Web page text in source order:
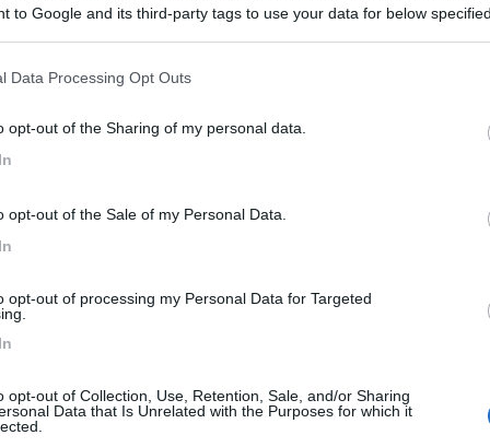
to Google and its third-party tags to use your data for below
Data Processing Opt Outs
opt-out of the Sharing of my personal data.
opt-out of the Sale of my Personal Data.
opt-out of processing my Personal Data for Targeted
opt-out of Collection, Use, Retention, Sale, and/or Sharing
Data that Is Unrelated with the Purposes for which it
a pagamento, con agriturismo, pesca sport...
n.74
Posizione
frutticola, a 535 mslm in posizione panoramica,...
Terme (TN) - 57.6km
6,7